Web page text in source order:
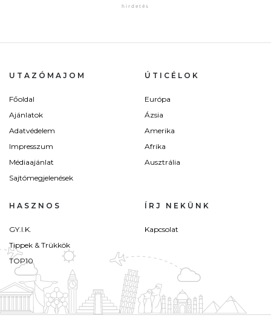
UTAZÓMAJOM
Főoldal
Ajánlatok
Adatvédelem
Impresszum
Médiaajánlat
Sajtómegjelenések
ÚTICÉLOK
Európa
Ázsia
Amerika
Afrika
Ausztrália
HASZNOS
GY.I.K.
Tippek & Trükkök
TOP10
ÍRJ NEKÜNK
Kapcsolat